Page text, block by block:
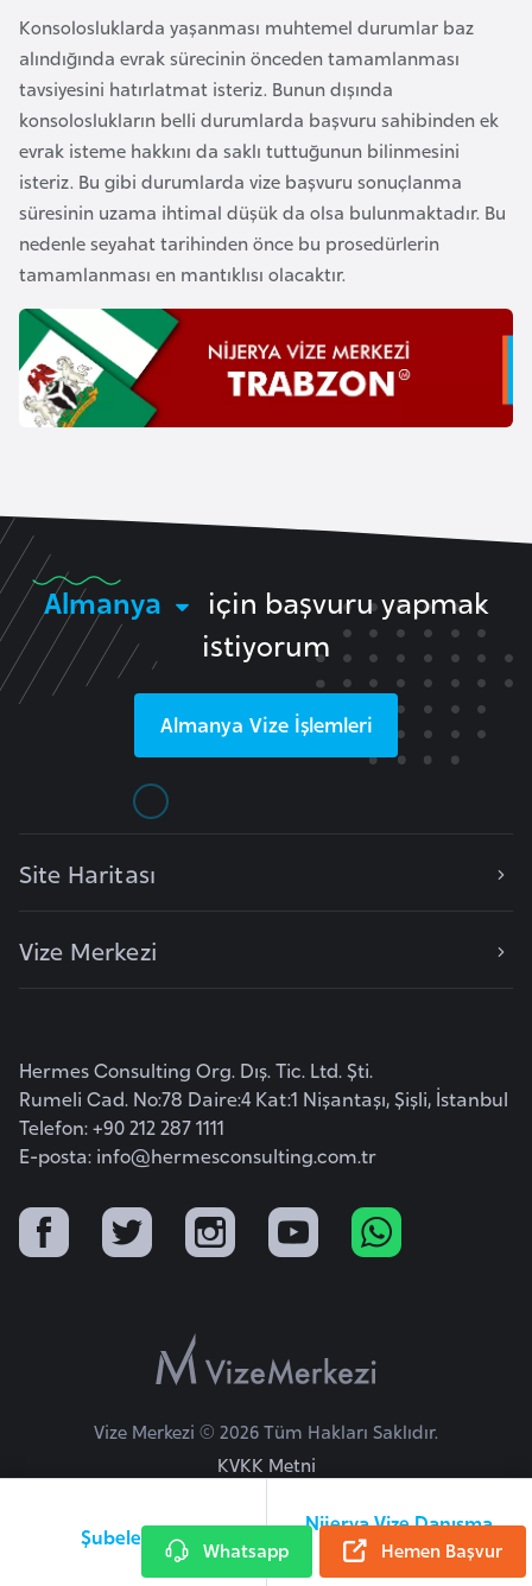
Konsolosluklarda yaşanması muhtemel durumlar baz
alındığında evrak sürecinin önceden tamamlanması
tavsiyesini hatırlatmat isteriz. Bunun dışında
konsoloslukların belli durumlarda başvuru sahibinden ek
evrak isteme hakkını da saklı tuttuğunun bilinmesini
isteriz. Bu gibi durumlarda vize başvuru sonuçlanma
süresinin uzama ihtimal düşük da olsa bulunmaktadır. Bu
nedenle seyahat tarihinden önce bu prosedürlerin
tamamlanması en mantıklısı olacaktır.
Şubelerimiz
Nijerya Vize Danışma
Hattı
Almanya
için başvuru yapmak
istiyorum
Almanya Vize İşlemleri
Site Haritası
Vize Merkezi
Hermes Consulting Org. Dış. Tic. Ltd. Şti.
Rumeli Cad. No:78 Daire:4 Kat:1 Nişantaşı, Şişli, İstanbul
Telefon: +90 212 287 1111
E-posta: info@hermesconsulting.com.tr
Vize Merkezi © 2026 Tüm Hakları Saklıdır.
KVKK Metni
h
i
l
i
F
i
n
l
a
n
d
i
y
r
a
n
s
n
G
i
y
a
G
a
Hemen Başvur
Whatsapp